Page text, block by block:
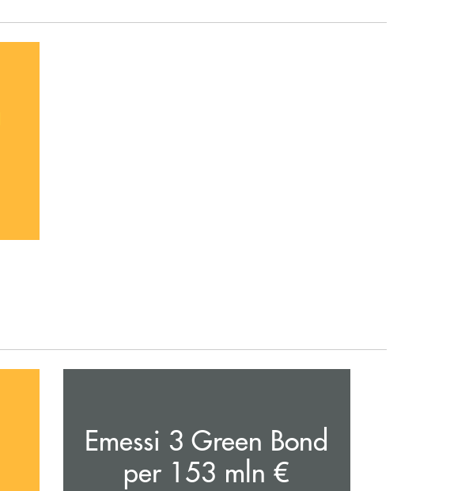
Emessi 3 Green Bond
per 153 mln €